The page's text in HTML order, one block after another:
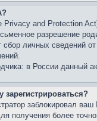
Privacy and Protection
разрешение
личных сведений
в России данный
заблокировал
получения более